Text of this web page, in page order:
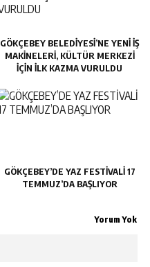
GÖKÇEBEY BELEDİYESİ’NE YENİ İŞ
MAKİNELERİ, KÜLTÜR MERKEZİ
İÇİN İLK KAZMA VURULDU
GÖKÇEBEY’DE YAZ FESTİVALİ 17
TEMMUZ’DA BAŞLIYOR
Yorum Yok